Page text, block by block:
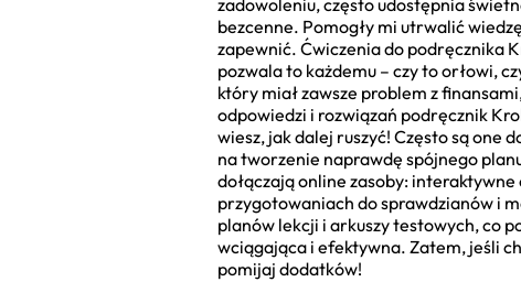
zadowoleniu, często udostępnia
bezcenne. Pomogły mi utrwalić
zapewnić. Ćwiczenia do podręcznika
pozwala to każdemu – czy to orłowi,
który miał zawsze problem z
odpowiedzi i rozwiązań podręcznik
wiesz, jak dalej ruszyć! Często są one
na tworzenie naprawdę spójnego
dołączają online zasoby:
przygotowaniach do sprawdzianów i
planów lekcji i arkuszy testowych, co
wciągająca i efektywna. Zatem, jeśli
pomijaj dodatków!